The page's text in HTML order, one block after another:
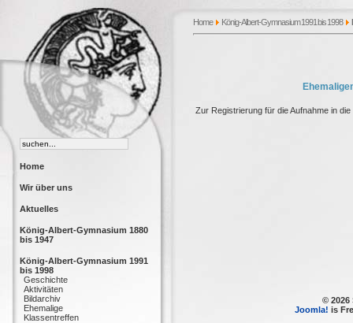
Home König-Albert-Gymnasium 1991 bis 1998
Home
Wir über uns
Aktuelles
König-Albert-Gymnasium 1880
bis 1947
König-Albert-Gymnasium 1991
bis 1998
Geschichte
Aktivitäten
Bildarchiv
Ehemalige
Klassentreffen
Zur Registrierung für die Aufnahme in
©
Joomla! is